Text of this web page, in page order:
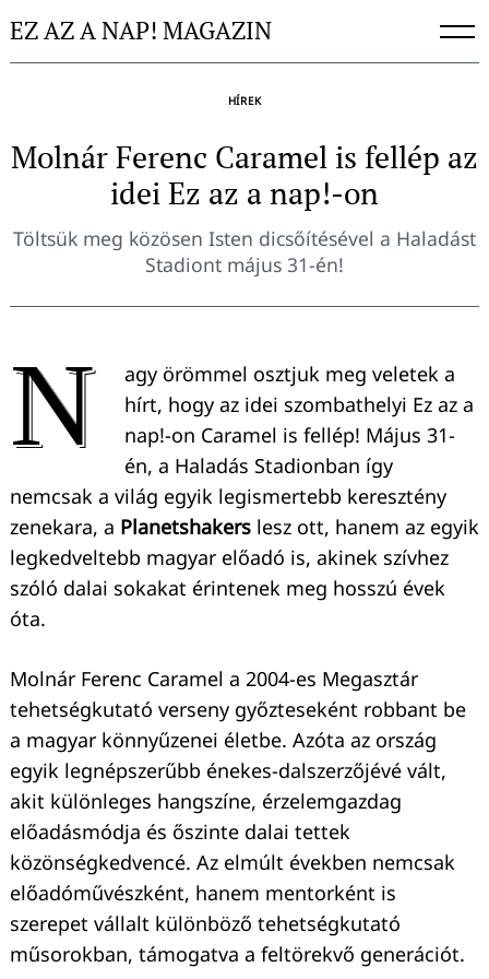
toEZ AZ A NAP! MAGAZIN
HÍREK
Molnár Ferenc Caramel is fellép az
idei Ez az a nap!-on
Töltsük meg közösen Isten dicsőítésével a Haladást
Stadiont május 31-én!
N
agy örömmel osztjuk meg veletek a
hírt, hogy az idei szombathelyi Ez az a
nap!-on Caramel is fellép! Május 31-
én, a Haladás Stadionban így
nemcsak a világ egyik legismertebb keresztény
zenekara, a Planetshakers lesz ott, hanem az egyik
legkedveltebb magyar előadó is, akinek szívhez
szóló dalai sokakat érintenek meg hosszú évek
óta.
Molnár Ferenc Caramel a 2004-es Megasztár
tehetségkutató verseny győzteseként robbant be
a magyar könnyűzenei életbe. Azóta az ország
egyik legnépszerűbb énekes-dalszerzőjévé vált,
akit különleges hangszíne, érzelemgazdag
előadásmódja és őszinte dalai tettek
közönségkedvencé. Az elmúlt években nemcsak
előadóművészként, hanem mentorként is
szerepet vállalt különböző tehetségkutató
műsorokban, támogatva a feltörekvő generációt.